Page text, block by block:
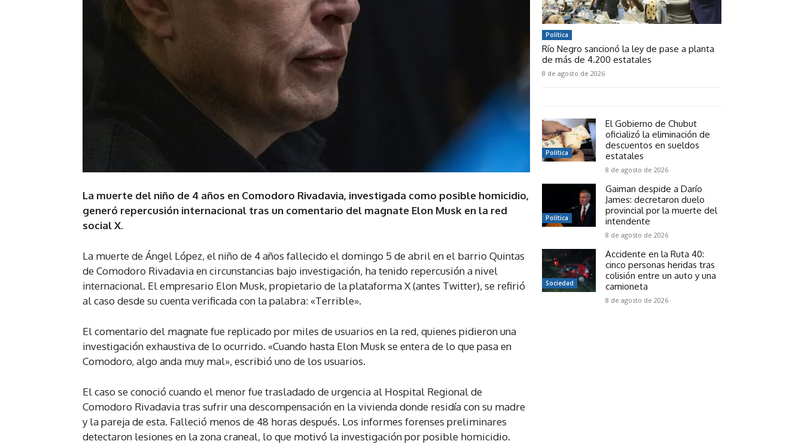
La muerte del niño de 4 años en Comodoro Rivadavia, investigada como posible homicidio,
generó repercusión internacional tras un comentario del magnate Elon Musk en la red
social X.
La muerte de Ángel López, el niño de 4 años fallecido el domingo 5 de abril en el barrio Quintas
de Comodoro Rivadavia en circunstancias bajo investigación, ha tenido repercusión a nivel
internacional. El empresario Elon Musk, propietario de la plataforma X (antes Twitter), se refirió
al caso desde su cuenta verificada con la palabra: «Terrible».
El comentario del magnate fue replicado por miles de usuarios en la red, quienes pidieron una
investigación exhaustiva de lo ocurrido. «Cuando hasta Elon Musk se entera de lo que pasa en
Comodoro, algo anda muy mal», escribió uno de los usuarios.
El caso se conoció cuando el menor fue trasladado de urgencia al Hospital Regional de
Comodoro Rivadavia tras sufrir una descompensación en la vivienda donde residía con su madre
y la pareja de esta. Falleció menos de 48 horas después. Los informes forenses preliminares
detectaron lesiones en la zona craneal, lo que motivó la investigación por posible homicidio.
Política
Río Negro sancionó la ley de pase a planta
de más de 4.200 estatales
8 de agosto de 2026
Política
El Gobierno de Chubut
oficializó la eliminación de
descuentos en sueldos
estatales
8 de agosto de 2026
Política
Gaiman despide a Darío
James: decretaron duelo
provincial por la muerte del
intendente
8 de agosto de 2026
Sociedad
Accidente en la Ruta 40:
cinco personas heridas tras
colisión entre un auto y una
camioneta
8 de agosto de 2026